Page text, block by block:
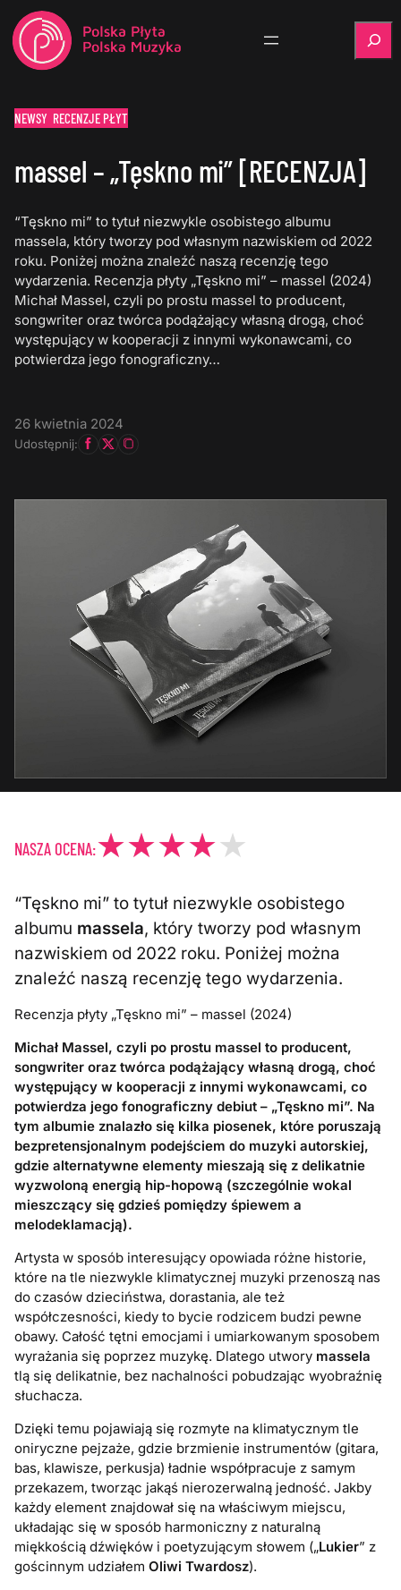
NEWSY RECENZJE PŁYT
massel – „Tęskno mi” [RECENZJA]
“Tęskno mi” to tytuł niezwykle osobistego albumu
massela, który tworzy pod własnym nazwiskiem od 2022
roku. Poniżej można znaleźć naszą recenzję tego
wydarzenia. Recenzja płyty „Tęskno mi” – massel (2024)
Michał Massel, czyli po prostu massel to producent,
songwriter oraz twórca podążający własną drogą, choć
występujący w kooperacji z innymi wykonawcami, co
potwierdza jego fonograficzny…
26 kwietnia 2024
Udostępnij:
NASZA OCENA:
“Tęskno mi” to tytuł niezwykle osobistego
albumu massela, który tworzy pod własnym
nazwiskiem od 2022 roku. Poniżej można
znaleźć naszą recenzję tego wydarzenia.
Recenzja płyty „Tęskno mi” – massel (2024)
Michał Massel, czyli po prostu massel to producent,
songwriter oraz twórca podążający własną drogą, choć
występujący w kooperacji z innymi wykonawcami, co
potwierdza jego fonograficzny debiut – „Tęskno mi”. Na
tym albumie znalazło się kilka piosenek, które poruszają
bezpretensjonalnym podejściem do muzyki autorskiej,
gdzie alternatywne elementy mieszają się z delikatnie
wyzwoloną energią hip-hopową (szczególnie wokal
mieszczący się gdzieś pomiędzy śpiewem a
melodeklamacją).
Artysta w sposób interesujący opowiada różne historie,
które na tle niezwykle klimatycznej muzyki przenoszą nas
do czasów dzieciństwa, dorastania, ale też
współczesności, kiedy to bycie rodzicem budzi pewne
obawy. Całość tętni emocjami i umiarkowanym sposobem
wyrażania się poprzez muzykę. Dlatego utwory massela
tlą się delikatnie, bez nachalności pobudzając wyobraźnię
słuchacza.
Dzięki temu pojawiają się rozmyte na klimatycznym tle
oniryczne pejzaże, gdzie brzmienie instrumentów (gitara,
bas, klawisze, perkusja) ładnie współpracuje z samym
przekazem, tworząc jakąś nierozerwalną jedność. Jakby
każdy element znajdował się na właściwym miejscu,
układając się w sposób harmoniczny z naturalną
miękkością dźwięków i poetyzującym słowem („Lukier” z
gościnnym udziałemOliwi Twardosz).